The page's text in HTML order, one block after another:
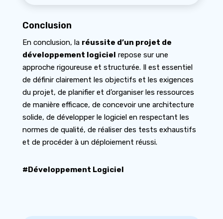
Conclusion
En conclusion, la réussite d’un projet de
développement logiciel repose sur une
approche rigoureuse et structurée. Il est essentiel
de définir clairement les objectifs et les exigences
du projet, de planifier et d’organiser les ressources
de manière efficace, de concevoir une architecture
solide, de développer le logiciel en respectant les
normes de qualité, de réaliser des tests exhaustifs
et de procéder à un déploiement réussi.
#Développement Logiciel